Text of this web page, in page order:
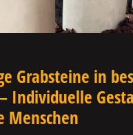
Grabsteine in
Individuelle
Menschen